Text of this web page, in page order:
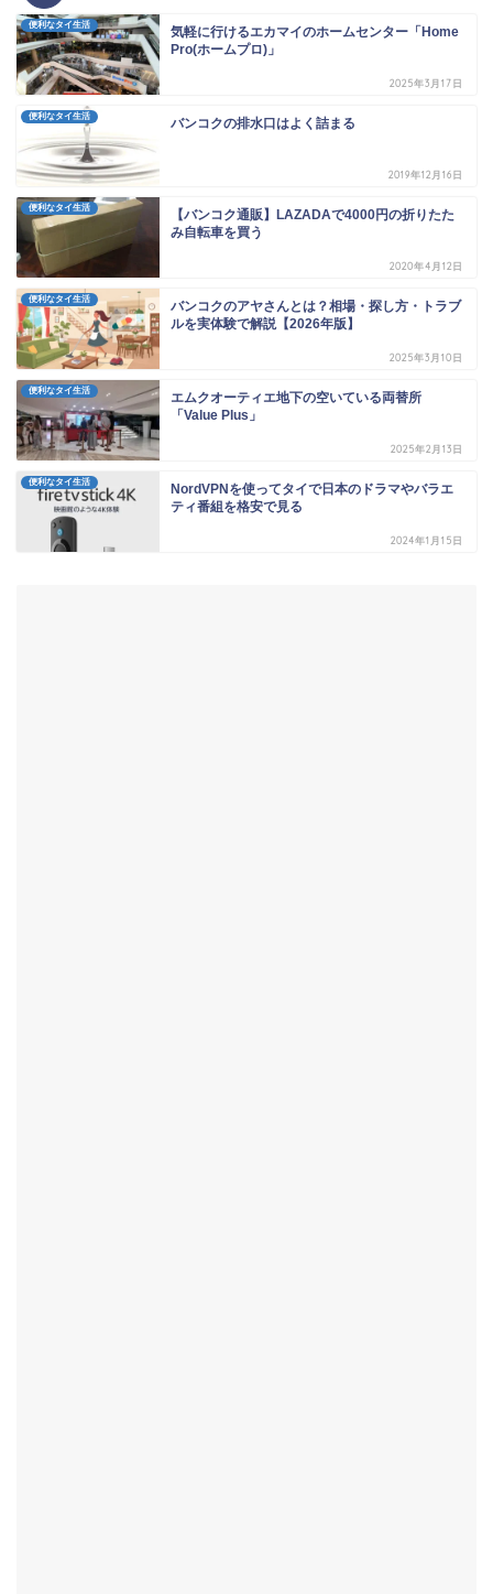
便利なタイ生活
気軽に行けるエカマイのホームセンター「Home
Pro(ホームプロ)」
2025年3月17日
便利なタイ生活 バンコクの排水口はよく詰まる
2019年12月16日
便利なタイ生活
【バンコク通販】LAZADAで4000円の折りたた
み自転車を買う
2020年4月12日
便利なタイ生活
バンコクのアヤさんとは？相場・探し方・トラブ
ルを実体験で解説【2026年版】
2025年3月10日
便利なタイ生活
エムクオーティエ地下の空いている両替所
「Value Plus」
2025年2月13日
便利なタイ生活
NordVPNを使ってタイで日本のドラマやバラエ
ティ番組を格安で見る
2024年1月15日